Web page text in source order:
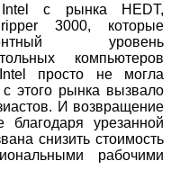
Intel с рынка HEDT,
3000, которые
уровень
компьютеров
просто не могла
этого рынка вызвало
И возвращение
урезанной
снизить стоимость
рабочими